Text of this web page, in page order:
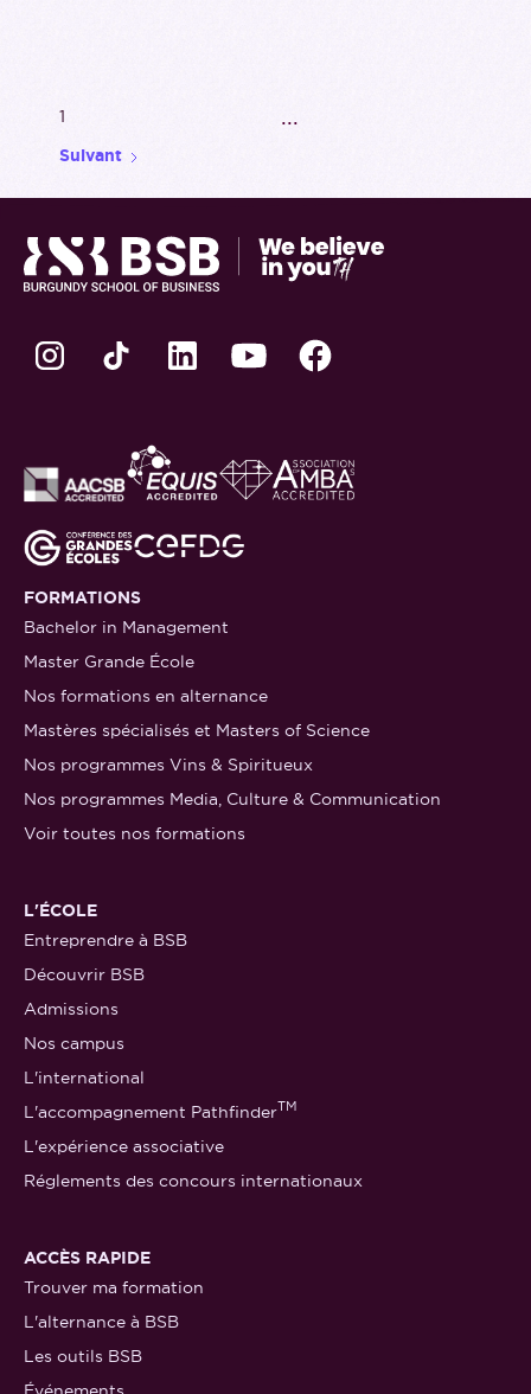
1 ...
Suivant
FORMATIONS
Bachelor in Management
Master Grande École
Nos formations en alternance
Mastères spécialisés et Masters of Science
Nos programmes Vins & Spiritueux
Nos programmes Media, Culture & Communication
Voir toutes nos formations
L'ÉCOLE
Entreprendre à BSB
Découvrir BSB
Admissions
Nos campus
L'international
L'accompagnement PathfinderTM
L'expérience associative
Réglements des concours internationaux
ACCÈS RAPIDE
Trouver ma formation
L'alternance à BSB
Les outils BSB